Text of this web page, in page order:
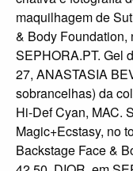
maquilhagem de
& Body Foundation,
SEPHORA.PT. Gel
27, ANASTASIA
sobrancelhas) da
Hi-Def Cyan, MAC.
Magic+Ecstasy, no
Backstage Face &